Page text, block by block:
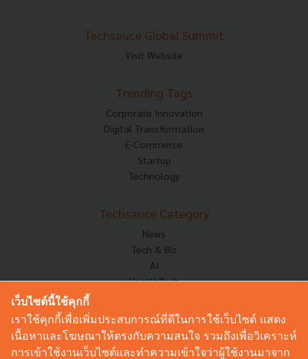
Techsauce Global Summit
Visit Website
Trending Tags
Corporate Innovation
Digital Transformation
E-Commerce
Startup
Technology
Techsauce Category
News
Tech & Biz
AI
HealthTech
Corp Innov
Saucy Thoughts
Based On
เว็บไซต์นี้ใช้คุกกี้
เราใช้คุกกี้เพื่อเพิ่มประสบการณ์ที่ดีในการใช้เว็บไซต์ แสดง
เนื้อหาและโฆษณาให้ตรงกับความสนใจ รวมถึงเพื่อวิเคราะห์
การเข้าใช้งานเว็บไซต์และทำความเข้าใจว่าผู้ใช้งานมาจาก